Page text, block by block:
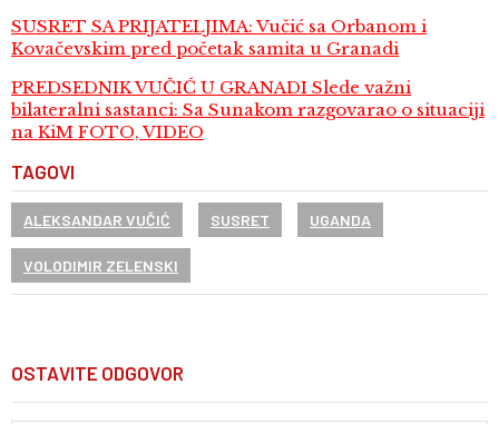
SUSRET SA PRIJATELJIMA: Vučić sa Orbanom i
Kovačevskim pred početak samita u Granadi
PREDSEDNIK VUČIĆ U GRANADI Slede važni
bilateralni sastanci: Sa Sunakom razgovarao o situaciji
na KiM FOTO, VIDEO
TAGOVI
ALEKSANDAR VUČIĆ SUSRET UGANDA
VOLODIMIR ZELENSKI
OSTAVITE ODGOVOR